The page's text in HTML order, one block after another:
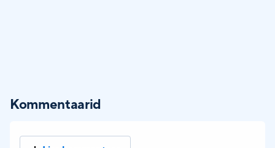
Kommentaarid